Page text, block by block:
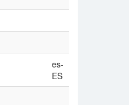
es-
ES